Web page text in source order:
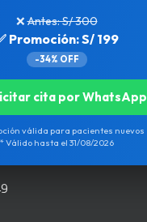
490
1496
❌Antes: S/ 300
Promoción: S/ 199
-34% OFF
cita por WhatsApp
válida para pacientes nuevos
* Válido hasta el 31/08/2026